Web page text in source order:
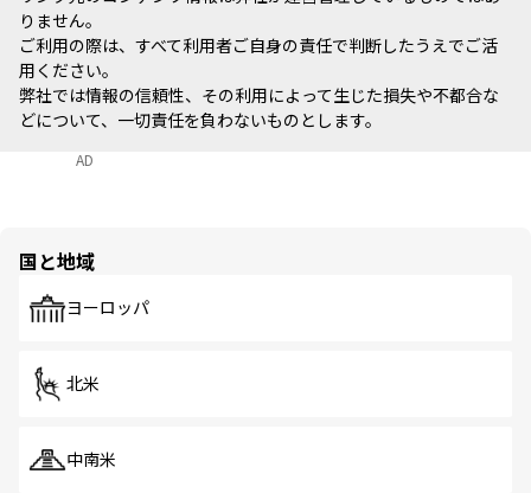
りません。
ご利用の際は、すべて利用者ご自身の責任で判断したうえでご活
用ください。
弊社では情報の信頼性、その利用によって生じた損失や不都合な
どについて、一切責任を負わないものとします。
AD
国と地域
ヨーロッパ
北米
中南米